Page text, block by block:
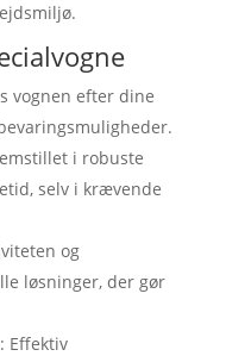
vognen efter dine
i robuste
selv i krævende
og
løsninger, der gør
Effektiv